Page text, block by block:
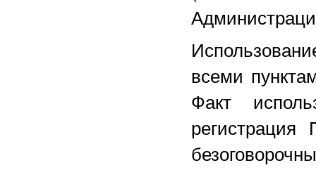
всеми
Факт